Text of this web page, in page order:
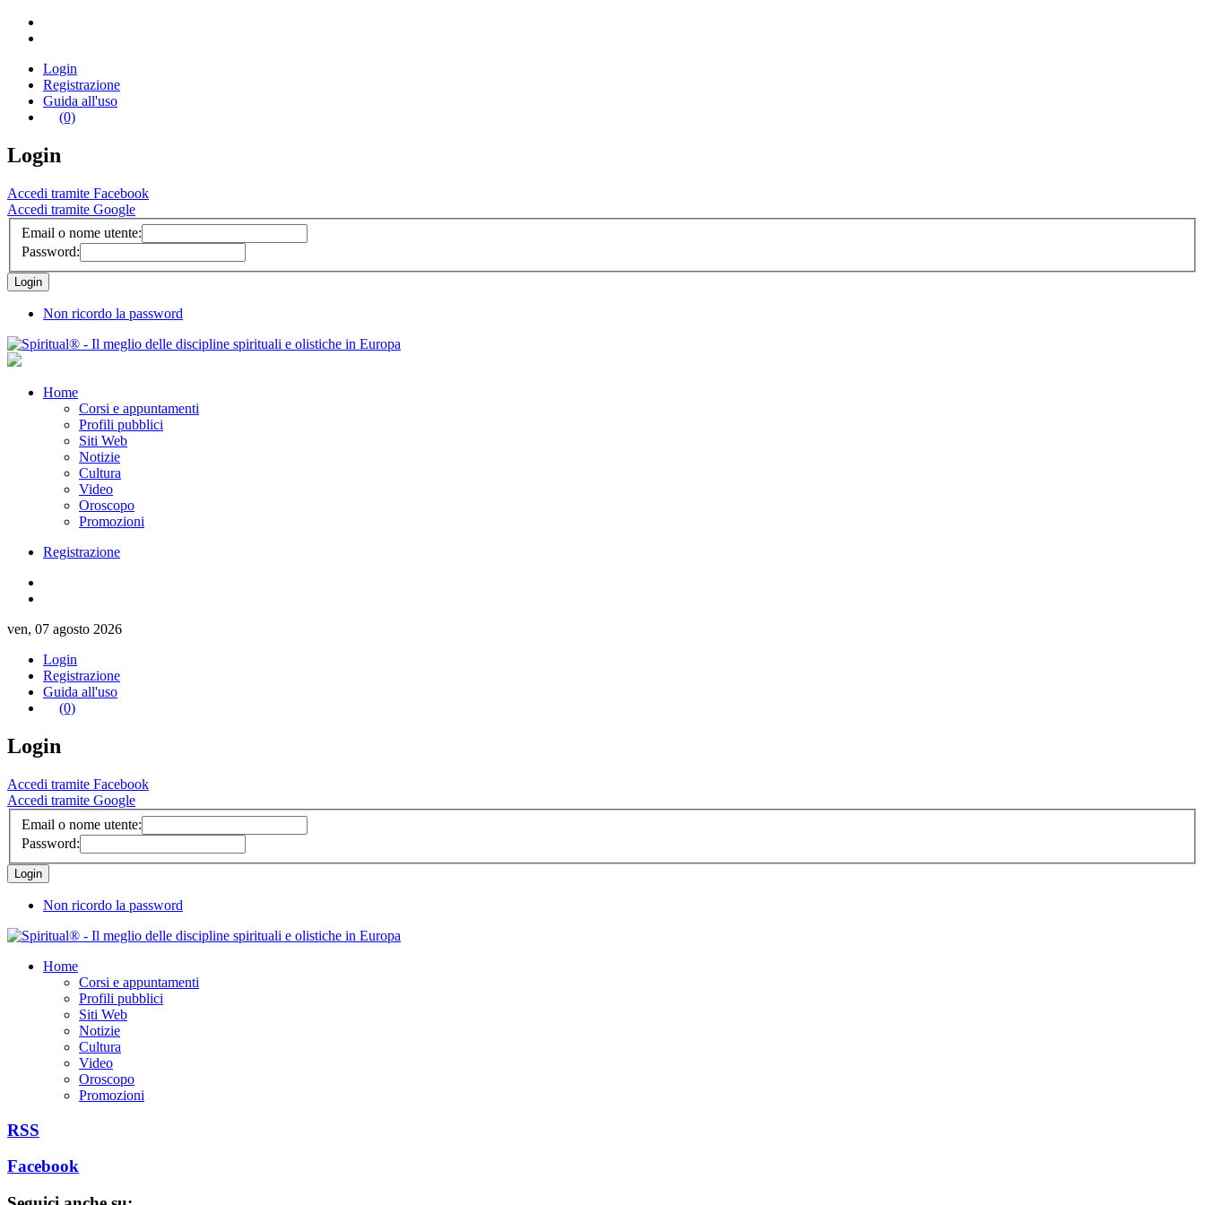
Login
Registrazione
Guida all'uso
(0)
Login
Accedi tramite Facebook
Accedi tramite Google
Email o nome utente:
Password:
Non ricordo la password
Home
Corsi e appuntamenti
Profili pubblici
Siti Web
Notizie
Cultura
Video
Oroscopo
Promozioni
Registrazione
ven, 07 agosto 2026
Login
Registrazione
Guida all'uso
(0)
Login
Accedi tramite Facebook
Accedi tramite Google
Email o nome utente:
Password:
Non ricordo la password
Home
Corsi e appuntamenti
Profili pubblici
Siti Web
Notizie
Cultura
Video
Oroscopo
Promozioni
RSS
Facebook